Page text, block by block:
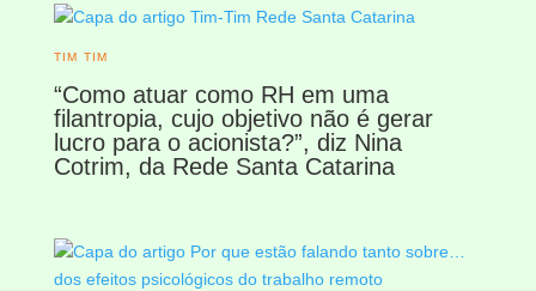
TIM TIM
“Como atuar como RH em uma
filantropia, cujo objetivo não é gerar
lucro para o acionista?”, diz Nina
Cotrim, da Rede Santa Catarina